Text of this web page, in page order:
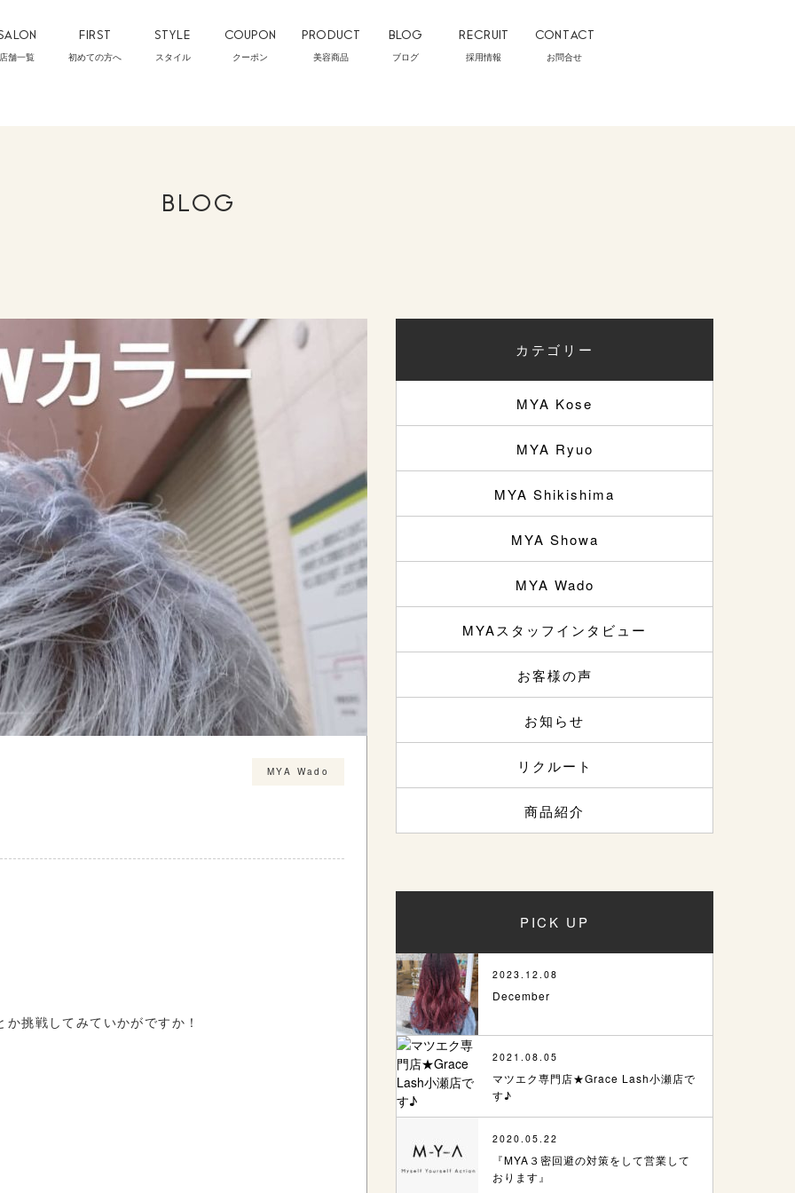
店舗一覧
FIRST
初めての方へ
STYLE
スタイル
COUPON
クーポン
PRODUCT
美容商品
BLOG
ブログ
RECRUIT
採用情報
CONTACT
お問合せ
BLOG
MYA Wado
挑戦してみていかがですか！
カテゴリー
MYA Kose
MYA Ryuo
MYA Shikishima
MYA Showa
MYA Wado
MYAスタッフインタビュー
お客様の声
お知らせ
リクルート
商品紹介
PICK UP
2023.12.08
December
2021.08.05
マツエク専門店★Grace Lash小瀬店で
す♪
2020.05.22
『MYA３密回避の対策をして営業して
おります』